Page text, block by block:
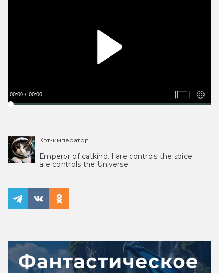
00:00 00:00
Кот-император
Emperor of catkind. I are controls the spice, I
are controls the Universe.